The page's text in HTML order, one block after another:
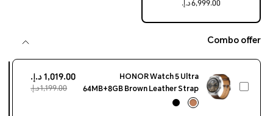
6,999.00 د.إ.‏‏
Combo offer
HONOR Watch 5 Ultra
64MB+8GB Brown Leather Strap
1,019.00 د.إ.‏‏
1,199.00 د.إ.‏‏